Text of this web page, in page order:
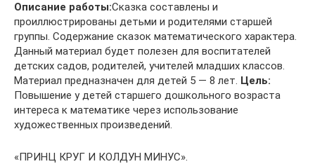
Описание работы:Сказка составлены и
проиллюстрированы детьми и родителями старшей
группы. Содержание сказок математического характера.
Данный материал будет полезен для воспитателей
детских садов, родителей, учителей младших классов.
Материал предназначен для детей 5 — 8 лет. Цель:
Повышение у детей старшего дошкольного возраста
интереса к математике через использование
художественных произведений.
«ПРИНЦ КРУГ И КОЛДУН МИНУС».